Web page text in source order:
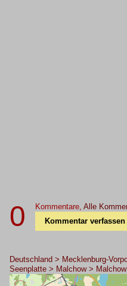
0 Kommentare, Alle
Kommentar verfassen
Deutschland > Mecklenburg-
Seenplatte > Malchow > Malchow